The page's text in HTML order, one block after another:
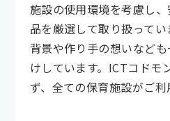
施設の使用環境を考慮し
品を厳選して取り扱って
背景や作り手の想いなど
けしています。ICTコドモ
ず、全ての保育施設がご利